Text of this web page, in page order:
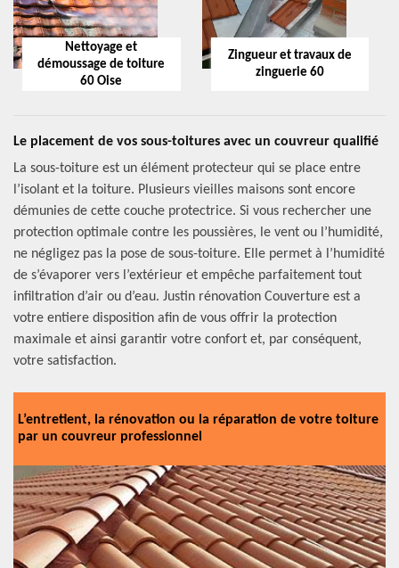
Nettoyage et
démoussage de toiture
60 Oise
Zingueur et travaux de
zinguerie 60
Le placement de vos sous-toitures avec un couvreur qualifié
La sous-toiture est un élément protecteur qui se place entre
l’isolant et la toiture. Plusieurs vieilles maisons sont encore
démunies de cette couche protectrice. Si vous rechercher une
protection optimale contre les poussières, le vent ou l’humidité,
ne négligez pas la pose de sous-toiture. Elle permet à l’humidité
de s’évaporer vers l’extérieur et empêche parfaitement tout
infiltration d’air ou d’eau. Justin rénovation Couverture est a
votre entiere disposition afin de vous offrir la protection
maximale et ainsi garantir votre confort et, par conséquent,
votre satisfaction.
L’entretient, la rénovation ou la réparation de votre toiture
par un couvreur professionnel